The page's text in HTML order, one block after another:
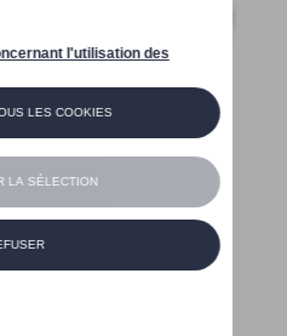
stock